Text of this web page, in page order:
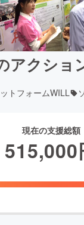
クショ
トフォームWILL
現在の支援総額
515,000